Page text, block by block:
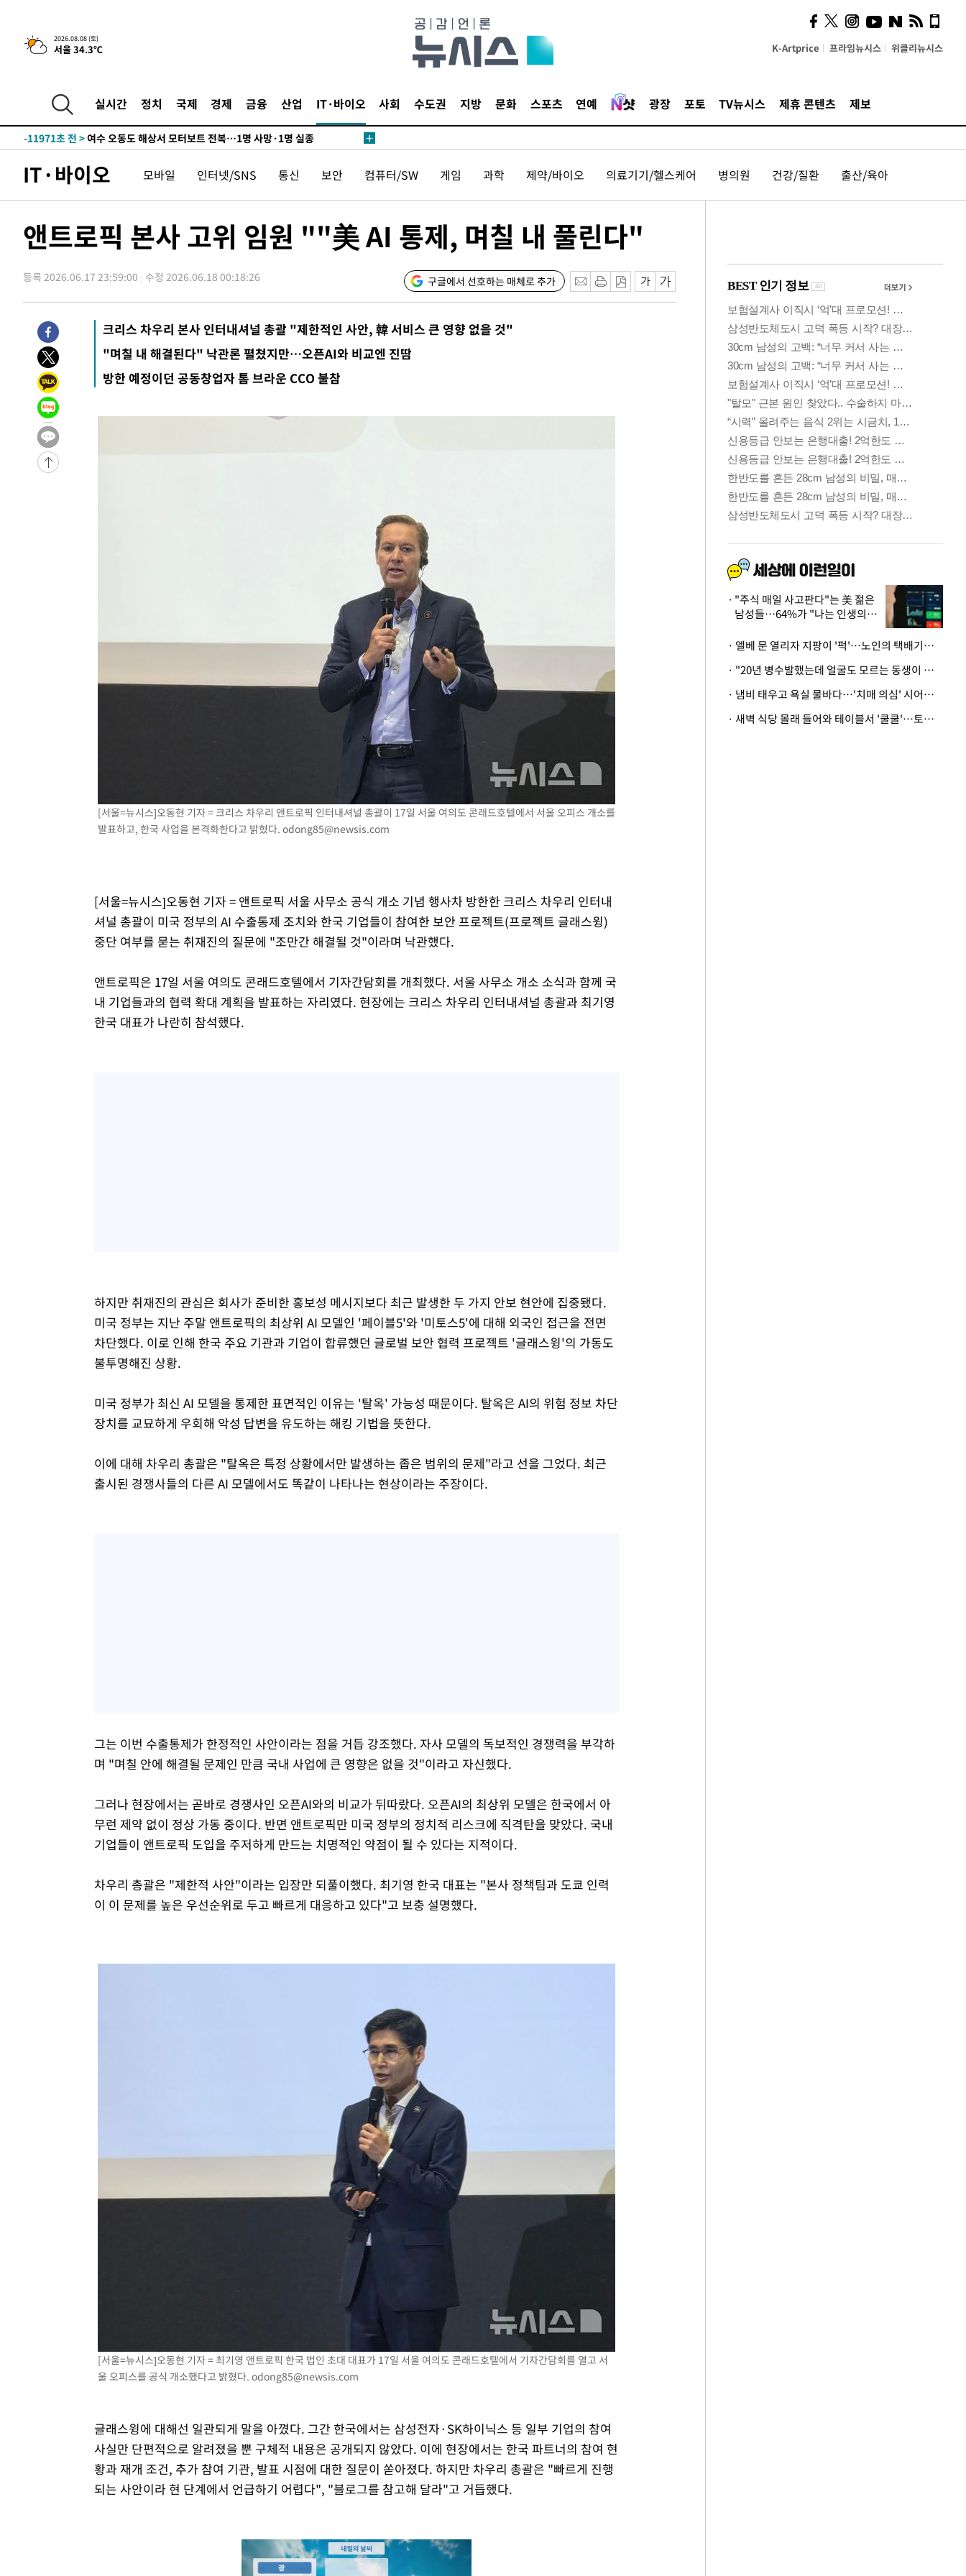
2026.08.08 (토)
서울 34.3℃ K-Artprice 프라임뉴시스 위클리뉴시스
실시간 정치 국제 경제 금융 산업 IT·바이오 사회 수도권 지방 문화 스포츠 연예 광장 포토 TV뉴시스 제휴 콘텐츠 제보
-27299초 전 >온열질환 사망자 3명 늘어…누적 환자 3000명 돌파
-21244초 전 >강릉에 시간당 81.4㎜ 물폭탄…도로 잠기고 담벼락 붕괴
-15061초 전 >
-12595초 전 >
남자 농구, 나고야 아시안게임서 '홈팀' 일본과 한일전
-11971초 전 >여수 오동도 해상서 모터보트 전복…1명 사망·1명 실종
주 날씨]
-5216초 전 >축구협회 "압수수색·성접대 논란 사과…쇄신의 기회로 삼겠다"
4시간 전 >[속보]뉴욕증시 상승 마감…S&P 0.6% 나스닥 1.3%↑
낮 최고 35도 '무더위'…동해안 시간당 30㎜ '강한 비'[내일날씨]
-28568초 전 > [속보]이강인 "감독님이 원하는 마음 느꼈고, 많은 트로피 원해 아
-21264초 전 >
강릉에 시간당 81.4㎜ 물폭탄…도로 잠기고 담벼락 붕괴
-17371초 전 >
백운산서 80년근 천종산삼 9뿌리 발견…감정가 1.3억원
-15081초 전 >
선재도서 해루질 나섰다 실종 60대, 닷새 만에 숨진 채 발견
-12615초 전 >
-11991초 전 >
여수 오동도 해상서 모터보트 전복…1명 사망·1명 실종
-8218초 전 >
주 날씨]
-5236초 전 >
-3753초 전 >
IT·바이오 모바일 인터넷/SNS 통신 보안 컴퓨터/SW 게임 과학 제약/바이오 의료기기/헬스케어 병의원 건강/질환 출산/육아
앤트로픽 본사 고위 임원 ""美 AI 통제, 며칠 내 풀린다"
등록 2026.06.17 23:59:00 수정 2026.06.18 00:18:26 구글에서 선호하는 매체로 추가
크리스 차우리 본사 인터내셔널 총괄 "제한적인 사안, 韓 서비스 큰 영향 없을 것"
"며칠 내 해결된다" 낙관론 펼쳤지만…오픈AI와 비교엔 진땀
방한 예정이던 공동창업자 톰 브라운 CCO 불참
[서울=뉴시스]오동현 기자 = 크리스 차우리 앤트로픽 인터내셔널 총괄이 17일 서울 여의도 콘래드호텔에서 서울 오피스 개소를
발표하고, 한국 사업을 본격화한다고 밝혔다. odong85@newsis.com
[서울=뉴시스]오동현 기자 = 앤트로픽 서울 사무소 공식 개소 기념 행사차 방한한 크리스 차우리 인터내
셔널 총괄이 미국 정부의 AI 수출통제 조치와 한국 기업들이 참여한 보안 프로젝트(프로젝트 글래스윙)
중단 여부를 묻는 취재진의 질문에 "조만간 해결될 것"이라며 낙관했다.
앤트로픽은 17일 서울 여의도 콘래드호텔에서 기자간담회를 개최했다. 서울 사무소 개소 소식과 함께 국
내 기업들과의 협력 확대 계획을 발표하는 자리였다. 현장에는 크리스 차우리 인터내셔널 총괄과 최기영
한국 대표가 나란히 참석했다.
하지만 취재진의 관심은 회사가 준비한 홍보성 메시지보다 최근 발생한 두 가지 안보 현안에 집중됐다.
미국 정부는 지난 주말 앤트로픽의 최상위 AI 모델인 '페이블5'와 '미토스5'에 대해 외국인 접근을 전면
차단했다. 이로 인해 한국 주요 기관과 기업이 합류했던 글로벌 보안 협력 프로젝트 '글래스윙'의 가동도
불투명해진 상황.
미국 정부가 최신 AI 모델을 통제한 표면적인 이유는 '탈옥' 가능성 때문이다. 탈옥은 AI의 위험 정보 차단
장치를 교묘하게 우회해 악성 답변을 유도하는 해킹 기법을 뜻한다.
이에 대해 차우리 총괄은 "탈옥은 특정 상황에서만 발생하는 좁은 범위의 문제"라고 선을 그었다. 최근
출시된 경쟁사들의 다른 AI 모델에서도 똑같이 나타나는 현상이라는 주장이다.
그는 이번 수출통제가 한정적인 사안이라는 점을 거듭 강조했다. 자사 모델의 독보적인 경쟁력을 부각하
며 "며칠 안에 해결될 문제인 만큼 국내 사업에 큰 영향은 없을 것"이라고 자신했다.
그러나 현장에서는 곧바로 경쟁사인 오픈AI와의 비교가 뒤따랐다. 오픈AI의 최상위 모델은 한국에서 아
무런 제약 없이 정상 가동 중이다. 반면 앤트로픽만 미국 정부의 정치적 리스크에 직격탄을 맞았다. 국내
기업들이 앤트로픽 도입을 주저하게 만드는 치명적인 약점이 될 수 있다는 지적이다.
차우리 총괄은 "제한적 사안"이라는 입장만 되풀이했다. 최기영 한국 대표는 "본사 정책팀과 도쿄 인력
이 이 문제를 높은 우선순위로 두고 빠르게 대응하고 있다"고 보충 설명했다.
[서울=뉴시스]오동현 기자 = 최기영 앤트로픽 한국 법인 초대 대표가 17일 서울 여의도 콘래드호텔에서 기자간담회를 열고 서
울 오피스를 공식 개소했다고 밝혔다. odong85@newsis.com
글래스윙에 대해선 일관되게 말을 아꼈다. 그간 한국에서는 삼성전자·SK하이닉스 등 일부 기업의 참여
사실만 단편적으로 알려졌을 뿐 구체적 내용은 공개되지 않았다. 이에 현장에서는 한국 파트너의 참여 현
황과 재개 조건, 추가 참여 기관, 발표 시점에 대한 질문이 쏟아졌다. 하지만 차우리 총괄은 "빠르게 진행
되는 사안이라 현 단계에서 언급하기 어렵다", "블로그를 참고해 달라"고 거듭했다.
사이 해답 찾았죠"…알을
깨고 나온 '초자아'
"주식 매일 사고판다"는 美 젊은
남성들…64%가 "나는 인생의
· 엘베 문 열리자 지팡이 '퍽'…노인의 택배기사 폭행 이유
· "20년 병수발했는데 얼굴도 모르는 동생이 유산 절반을"…배다른 형제 상속권 있을까
· 냄비 태우고 욕실 물바다…'치매 의심' 시어머니 검사 권유했다가 '날벼락'
· 새벽 식당 몰래 들어와 테이블서 '쿨쿨'…토사물 남기고 사라진 남성